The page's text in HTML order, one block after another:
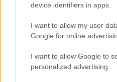
device identifiers in apps.
I want to allow my user
Google for online
I want to allow Google to
personalized advertising.
NEM ESZIK OLYAN
Egyensúly_2022•2020. július 15.